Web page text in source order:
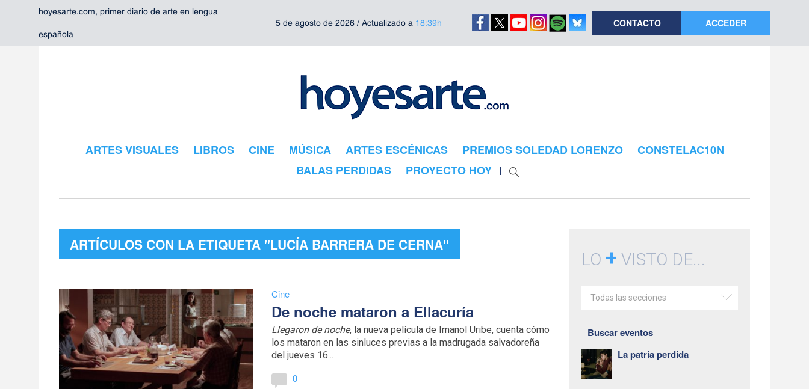
hoyesarte.com, primer diario de arte en lengua
española
5 de agosto de 2026 / Actualizado a 18:39h CONTACTO ACCEDER
ARTES VISUALES LIBROS CINE MÚSICA ARTES ESCÉNICAS PREMIOS SOLEDAD LORENZO
CONSTELAC10N
BALAS PERDIDAS
PROYECTO HOY
ARTÍCULOS CON LA ETIQUETA "LUCÍA BARRERA DE CERNA"
Cine
De noche mataron a Ellacuría
Llegaron de noche, la nueva película de Imanol Uribe, cuenta cómo
los mataron en las sinluces previas a la madrugada salvadoreña
del jueves 16...
0
LO+ VISTO DE...
Todas las secciones
Buscar eventos
La patria perdida